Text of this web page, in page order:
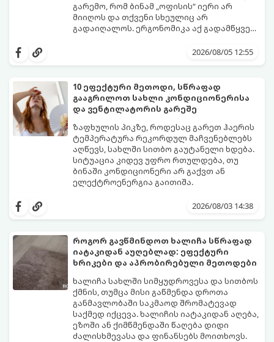
გარემო, რომ ბინამ „ოფისის“ იერი არ
მიიღოს და თქვენი სხეულიც არ
გადაიღალოს. ერგონომიკა აქ გადამწყვეტ
2026/08/05 12:55
10 ეფექტური მეთოდი, სწრაფად
გააგრილოთ სახლი კონდიციონერისა
და ვენტილატორის გარეშე
ზაფხულის პიკზე, როდესაც გარეთ ჰაერის
ტემპერატურა რეკორდულ მაჩვენებლებს
აღწევს, სახლში სითბო გაუტანელი ხდება.
სიტუაცია კიდევ უფრო რთულდება, თუ
ბინაში კონდიციონერი არ გაქვთ ან
ელექტროენერგია გაითიშა.
კანონები და გამოცდილი ყოფითი ხრიკები,
სასიამოვნო სიგრილე სპეციალური
ტექნიკის გარეშეც.
გთავაზობთ 10 საუკეთესო და
ხელმისაწვდომ მეთოდს:
2026/08/03 14:38
როგორ გავწმინდოთ ხალიჩა სწრაფად
იატაკიდან აუღებლად: ეფექტური
ხრიკები და აპრობირებული მეთოდები
ხალიჩა სახლში სიმყუდროვესა და სითბოს
ქმნის, თუმცა მისი გაწმენდა დროთა
განმავლობაში საკმაოდ შრომატევად
საქმედ იქცევა. ხალიჩის იატაკიდან აღება,
ეზოში ან ქიმწმენდაში წაღება დიდი
ძალისხმევასა და ფინანსებს მოითხოვს.